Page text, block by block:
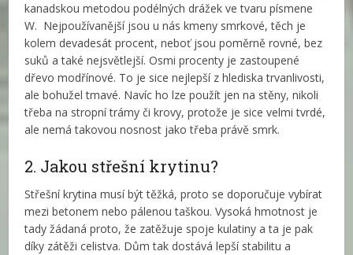
kanadskou metodou podélných drážek ve tvaru písmene
W. Nejpoužívanější jsou u nás kmeny smrkové, těch je
kolem devadesát procent, neboť jsou poměrně rovné, bez
suků a také nejsvětlejší. Osmi procenty je zastoupené
dřevo modřínové. To je sice nejlepší z hlediska trvanlivosti,
ale bohužel tmavé. Navíc ho lze použít jen na stěny, nikoli
třeba na stropní trámy či krovy, protože je sice velmi tvrdé,
ale nemá takovou nosnost jako třeba právě smrk.
2. Jakou střešní krytinu?
Střešní krytina musí být těžká, proto se doporučuje vybírat
mezi betonem nebo pálenou taškou. Vysoká hmotnost je
tady žádaná proto, že zatěžuje spoje kulatiny a ta je pak
díky zátěži celistva. Dům tak dostává lepší stabilitu a